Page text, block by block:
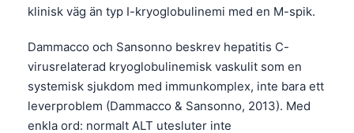
klinisk väg än typ I-kryoglobulinemi med en M-spik.
Dammacco och Sansonno beskrev hepatitis C-
virusrelaterad kryoglobulinemisk vaskulit som en
systemisk sjukdom med immunkomplex, inte bara ett
leverproblem (Dammacco & Sansonno, 2013). Med
enkla ord: normalt ALT utesluter inte
Eesti
日本語
Čeština
Русский